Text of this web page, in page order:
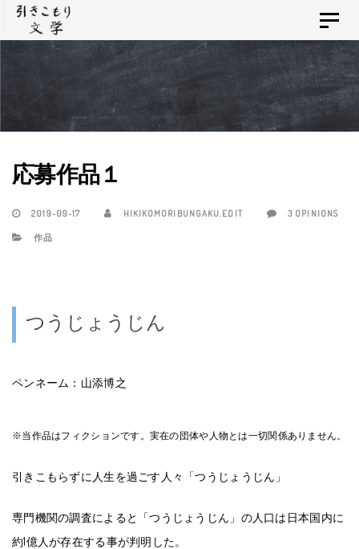
Skip
links
Skip
to
Toggle
応募作品１
2019-09-17 HIKIKOMORIBUNGAKU.EDIT 3 OPINIONS
作品
つうじょうじん
ペンネーム：山添博之
※当作品はフィクションです。実在の団体や人物とは一切関係ありません。
引きこもらずに人生を過ごす人々「つうじょうじん」
専門機関の調査によると「つうじょうじん」の人口は日本国内に
約1億人が存在する事が判明した。